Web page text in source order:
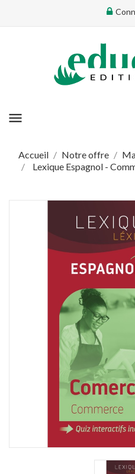
menu
Accueil Notre offre
Lexique Espagnol -
Vous devez être connecté
votre liste d'envie